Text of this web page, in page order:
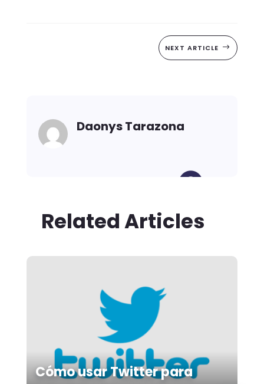
NEXT ARTICLE $
Daonys Tarazona
Related Articles
Cómo usar Twitter para